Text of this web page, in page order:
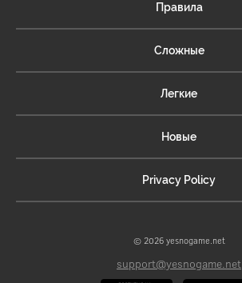
Правила
Сложные
Легкие
Новые
Privacy Policy
© 2026 yesnogame.net
support@yesnogame.net